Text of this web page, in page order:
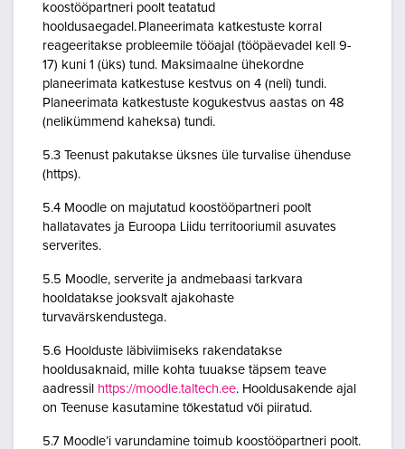
koostööpartneri poolt teatatud
hooldusaegadel. Planeerimata katkestuste korral
reageeritakse probleemile tööajal (tööpäevadel kell 9-
17) kuni 1 (üks) tund. Maksimaalne ühekordne
planeerimata katkestuse kestvus on 4 (neli) tundi.
Planeerimata katkestuste kogukestvus aastas on 48
(nelikümmend kaheksa) tundi.
5.3 Teenust pakutakse üksnes üle turvalise ühenduse
(https).
5.4 Moodle on majutatud koostööpartneri poolt
hallatavates ja Euroopa Liidu territooriumil asuvates
serverites.
5.5 Moodle, serverite ja andmebaasi tarkvara
hooldatakse jooksvalt ajakohaste
turvavärskendustega.
5.6 Hoolduste läbiviimiseks rakendatakse
hooldusaknaid, mille kohta tuuakse täpsem teave
aadressil https://moodle.taltech.ee. Hooldusakende ajal
on Teenuse kasutamine tõkestatud või piiratud.
5.7 Moodle’i varundamine toimub koostööpartneri poolt.